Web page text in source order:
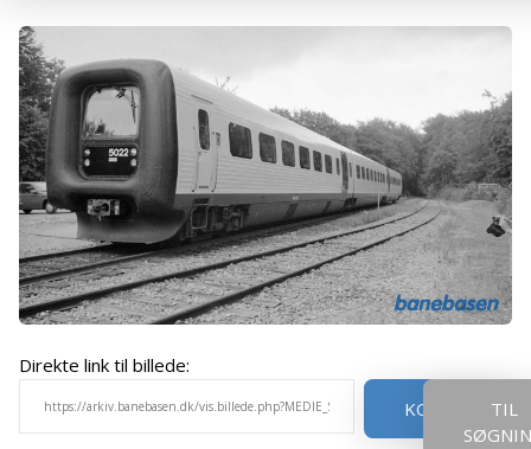
Direkte link til billede:
KOPIER
TIL